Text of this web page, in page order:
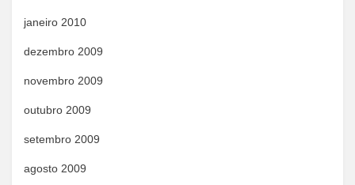
janeiro 2010
dezembro 2009
novembro 2009
outubro 2009
setembro 2009
agosto 2009